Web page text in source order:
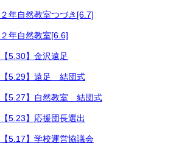
２年自然教室つづき[6.7]
２年自然教室[6.6]
【5.30】金沢遠足
【5.29】遠足 結団式
【5.27】自然教室 結団式
【5.23】応援団長選出
【5.17】学校運営協議会